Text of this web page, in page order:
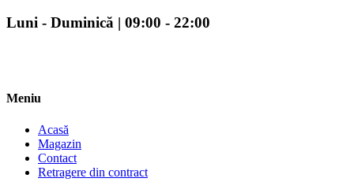
Luni - Duminică | 09:00 - 22:00
Meniu
Acasă
Magazin
Contact
Retragere din contract